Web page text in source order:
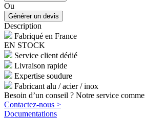
Ou
Description
Fabriqué en France
EN STOCK
Service client dédié
Livraison rapide
Expertise soudure
Fabricant alu / acier / inox
Besoin d’un conseil ? Notre service
Contactez-nous >
Documentations